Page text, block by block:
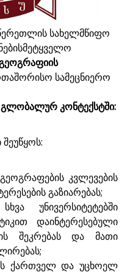
წერეთლის სახელმწიფო
სამეცნიერო
კონტექსტში:
კვლევების
გაზიარებას;
უნივერსიტეტებში
დაინტერესებული
შეკრებას და მათი
ქართველ და უცხოელ